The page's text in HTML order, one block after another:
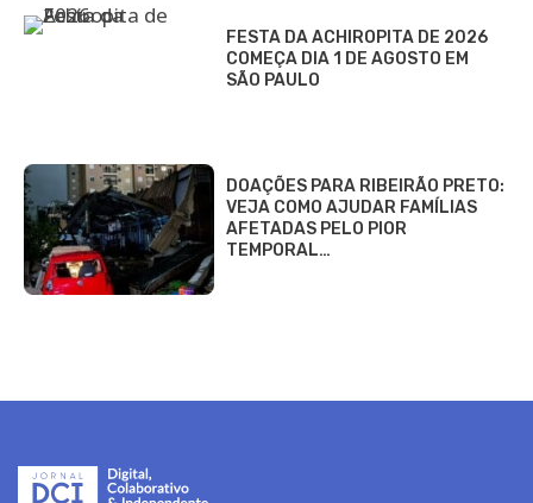
FESTA DA ACHIROPITA DE 2026
COMEÇA DIA 1 DE AGOSTO EM
SÃO PAULO
DOAÇÕES PARA RIBEIRÃO PRETO:
VEJA COMO AJUDAR FAMÍLIAS
AFETADAS PELO PIOR
TEMPORAL…